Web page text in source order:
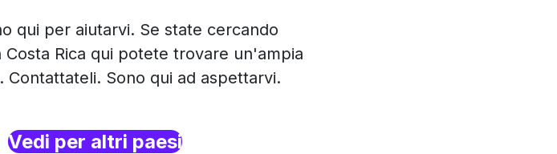
qui per aiutarvi. Se state cercando
Rica qui potete trovare un'ampia
Contattateli. Sono qui ad aspettarvi.
Vedi per altri paesi